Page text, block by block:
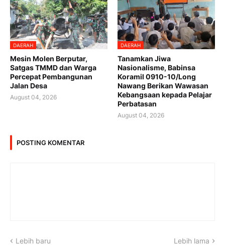
DAERAH
Mesin Molen Berputar,
Satgas TMMD dan Warga
Percepat Pembangunan
Jalan Desa
August 04, 2026
DAERAH
Tanamkan Jiwa
Nasionalisme, Babinsa
Koramil 0910-10/Long
Nawang Berikan Wawasan
Kebangsaan kepada Pelajar
Perbatasan
August 04, 2026
POSTING KOMENTAR
Lebih baru Lebih lama